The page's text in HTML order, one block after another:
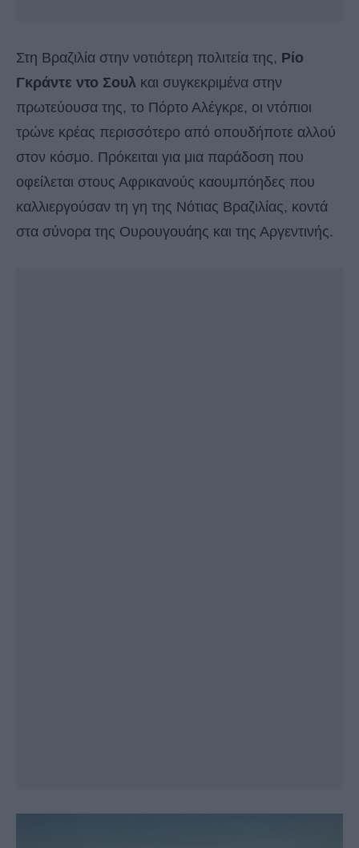
Στη Βραζιλία στην νοτιότερη πολιτεία της, Ρίο
Γκράντε ντο Σουλ και συγκεκριμένα στην
πρωτεύουσα της, το Πόρτο Αλέγκρε, οι ντόπιοι
τρώνε κρέας περισσότερο από οπουδήποτε αλλού
στον κόσμο. Πρόκειται για μια παράδοση που
οφείλεται στους Αφρικανούς καουμπόηδες που
καλλιεργούσαν τη γη της Νότιας Βραζιλίας, κοντά
στα σύνορα της Ουρουγουάης και της Αργεντινής.